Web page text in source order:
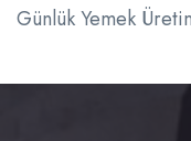
Günlük Yemek